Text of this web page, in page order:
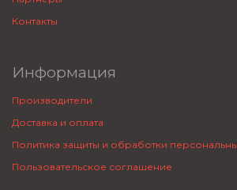
Контакты
Информация
Производители
Доставка и оплата
Политика защиты и обработки
Пользовательское соглашение